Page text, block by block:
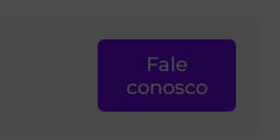
Fale
conosco